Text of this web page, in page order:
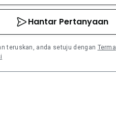
Hantar Pertanyaan
teruskan, anda setuju dengan Terma